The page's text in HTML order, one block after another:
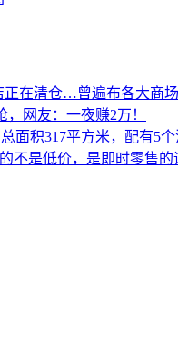
正在清仓…曾遍布各大商场
网友：一夜赚2万！
面积317平方米，配有5个
不是低价，是即时零售的